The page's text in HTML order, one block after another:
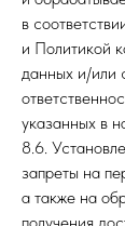
в
и Политикой
данных и/или
указанных в
8.6.
запреты на
а также на